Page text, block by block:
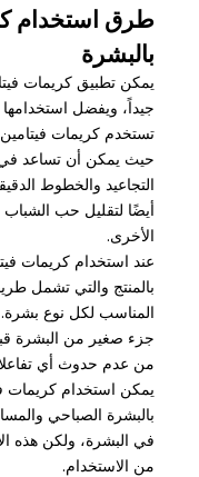
بالبشرة
جيداً، ويفضل
حيث يمكن أن تساعد
أيضًا لتقليل حب الشباب
الأخرى.
بالمنتج والتي تشمل
المناسب لكل نوع بشرة.
جزء صغير من البشرة
من عدم حدوث أي
بالبشرة الصباحي
في البشرة، ولكن هذه
من الاستخدام.